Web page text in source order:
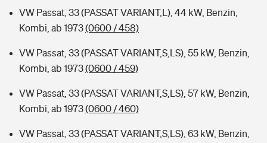
VW Passat, 33 (PASSAT VARIANT,L), 44 kW, Benzin,
Kombi, ab 1973(0600 / 458)
VW Passat, 33 (PASSAT VARIANT,S,LS), 55 kW, Benzin,
Kombi, ab 1973(0600 / 459)
VW Passat, 33 (PASSAT VARIANT,S,LS), 57 kW, Benzin,
Kombi, ab 1973(0600 / 460)
VW Passat, 33 (PASSAT VARIANT,S,LS), 63 kW, Benzin,